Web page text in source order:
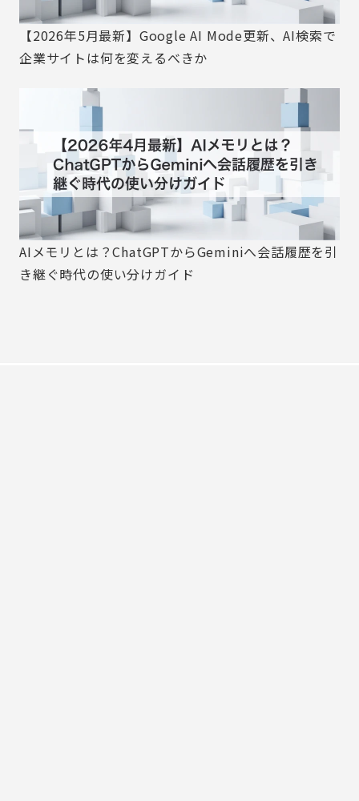
【2026年5月最新】Google AI Mode更新、AI検索で
企業サイトは何を変えるべきか
AIメモリとは？ChatGPTからGeminiへ会話履歴を引
き継ぐ時代の使い分けガイド